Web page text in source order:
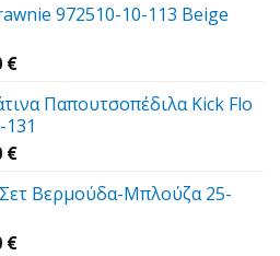
972510-10-113 Beige
€Η
τιμή
είναι:
35,00 €.
Παπουτσοπέδιλα Kick Flo
€Η
τιμή
35,00 €.
Βερμούδα-Μπλούζα 25-
€Η